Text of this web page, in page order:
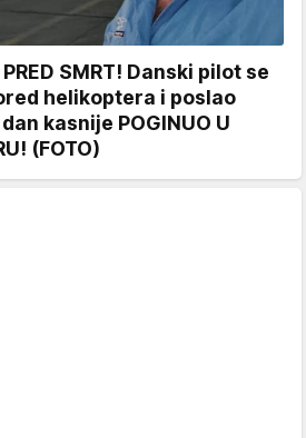
PRED SMRT! Danski pilot se
helikoptera i poslao
kasnije POGINUO U
(FOTO)